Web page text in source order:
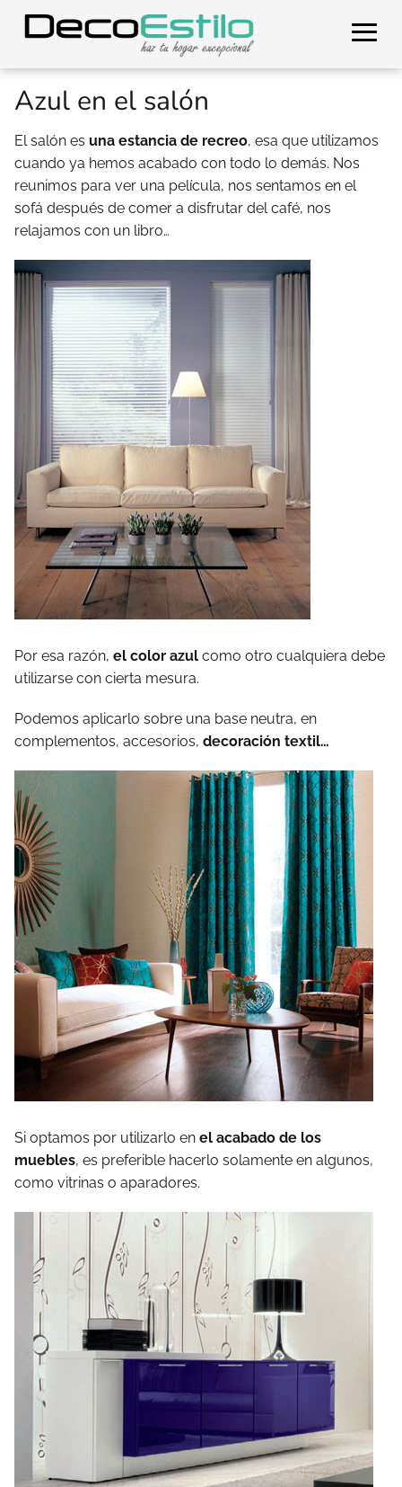
Azul en el salón
El salón es una estancia de recreo, esa que utilizamos
cuando ya hemos acabado con todo lo demás. Nos
reunimos para ver una película, nos sentamos en el
sofá después de comer a disfrutar del café, nos
relajamos con un libro…
Por esa razón, el color azul como otro cualquiera debe
utilizarse con cierta mesura.
Podemos aplicarlo sobre una base neutra, en
complementos, accesorios, decoración textil…
Si optamos por utilizarlo en el acabado de los
muebles, es preferible hacerlo solamente en algunos,
como vitrinas o aparadores.